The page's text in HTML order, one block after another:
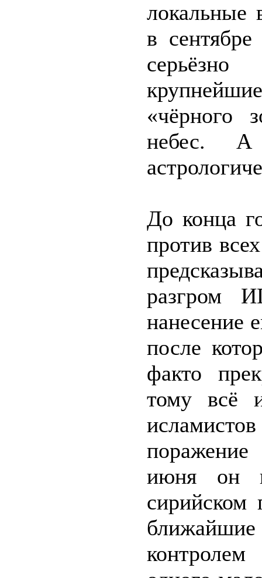
локальные
в
«чёрного
небес.
До конца
против
разгром
нанесение
после
факто
тому всё
июня он
сирийском